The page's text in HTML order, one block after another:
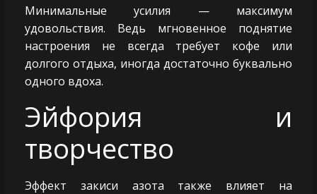
Минимальные усилия — максимум
удовольствия. Ведь мгновенное поднятие
настроения не всегда требует кофе или
долгого отдыха, иногда достаточно буквально
одного вдоха.
Эйфория и
творчество
Эффект закиси азота также влияет на